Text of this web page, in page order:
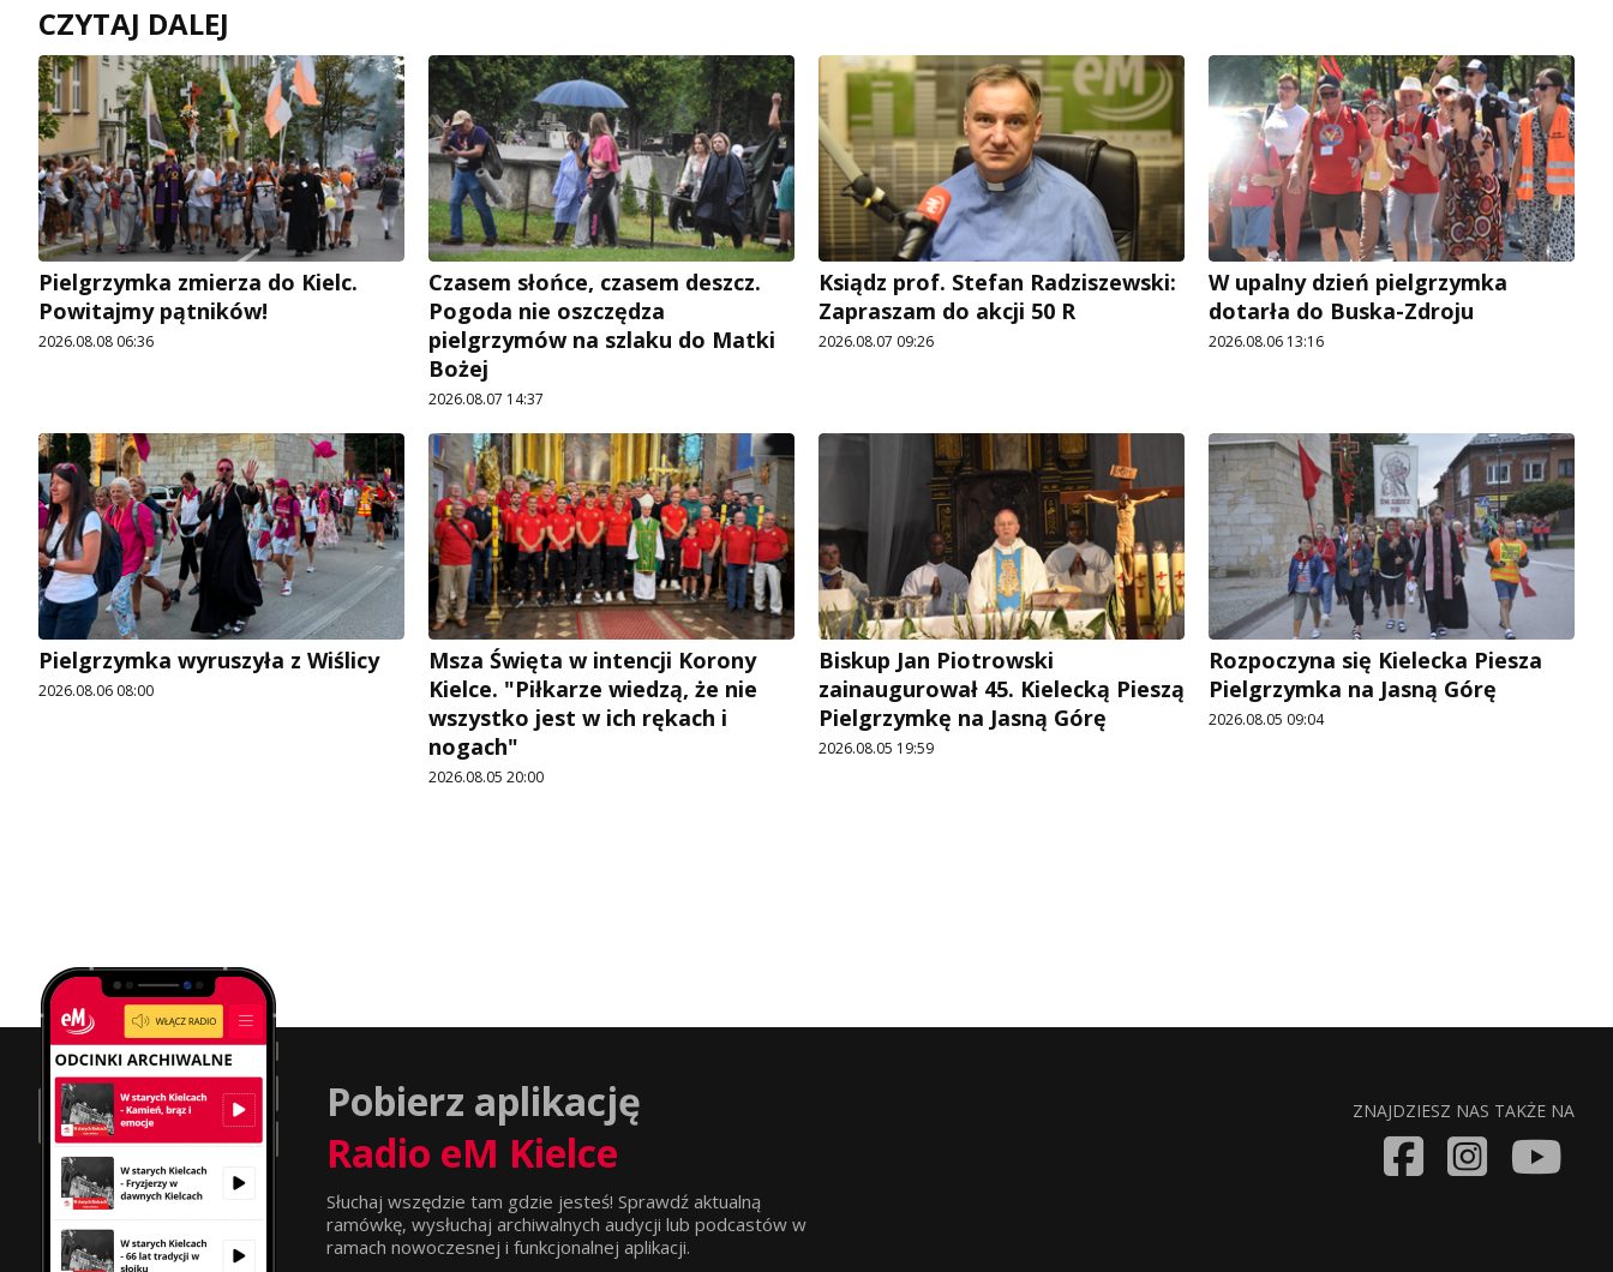
CZYTAJ DALEJ
Pielgrzymka zmierza do Kielc.
Powitajmy pątników!
2026.08.08 06:36
Czasem słońce, czasem deszcz.
Pogoda nie oszczędza
pielgrzymów na szlaku do Matki
Bożej
2026.08.07 14:37
Ksiądz prof. Stefan Radziszewski:
Zapraszam do akcji 50 R
2026.08.07 09:26
W upalny dzień pielgrzymka
dotarła do Buska-Zdroju
2026.08.06 13:16
Pielgrzymka wyruszyła z Wiślicy
2026.08.06 08:00
Msza Święta w intencji Korony
Kielce. "Piłkarze wiedzą, że nie
wszystko jest w ich rękach i
nogach"
2026.08.05 20:00
Biskup Jan Piotrowski
zainaugurował 45. Kielecką Pieszą
Pielgrzymkę na Jasną Górę
2026.08.05 19:59
Rozpoczyna się Kielecka Piesza
Pielgrzymka na Jasną Górę
2026.08.05 09:04
Pobierz aplikację
Radio eM Kielce
Słuchaj wszędzie tam gdzie jesteś! Sprawdź aktualną
ramówkę, wysłuchaj archiwalnych audycji lub podcastów w
ramach nowoczesnej i funkcjonalnej aplikacji.
ZNAJDZIESZ NAS TAKŻE NA